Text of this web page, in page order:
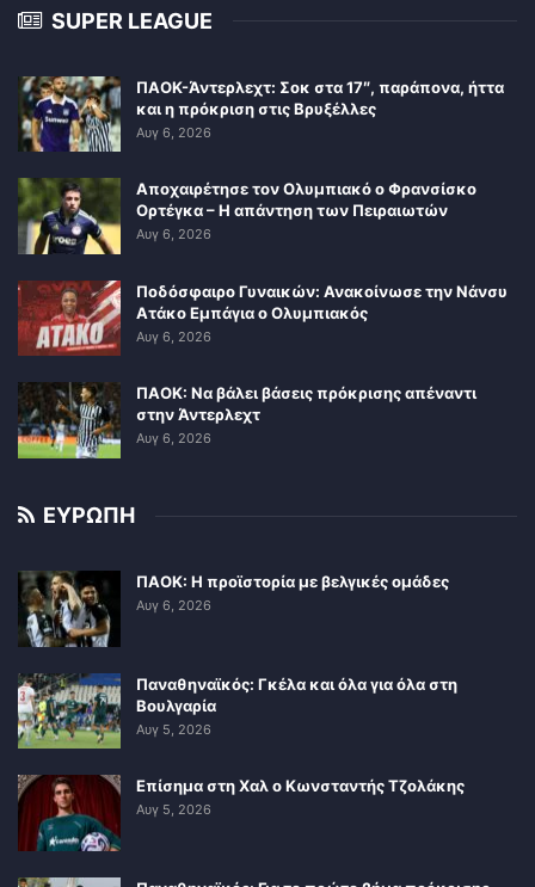
SUPER LEAGUE
ΠΑΟΚ-Άντερλεχτ: Σοκ στα 17″, παράπονα, ήττα
και η πρόκριση στις Βρυξέλλες
Αυγ 6, 2026
Αποχαιρέτησε τον Ολυμπιακό ο Φρανσίσκο
Ορτέγκα – Η απάντηση των Πειραιωτών
Αυγ 6, 2026
Ποδόσφαιρο Γυναικών: Ανακοίνωσε την Νάνσυ
Ατάκο Εμπάγια ο Ολυμπιακός
Αυγ 6, 2026
ΠΑΟΚ: Να βάλει βάσεις πρόκρισης απέναντι
στην Άντερλεχτ
Αυγ 6, 2026
ΕΥΡΩΠΗ
ΠΑΟΚ: Η προϊστορία με βελγικές ομάδες
Αυγ 6, 2026
Παναθηναϊκός: Γκέλα και όλα για όλα στη
Βουλγαρία
Αυγ 5, 2026
Επίσημα στη Χαλ ο Κωνσταντής Τζολάκης
Αυγ 5, 2026